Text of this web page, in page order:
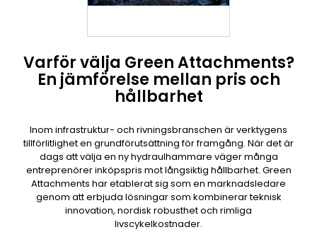
Varför välja Green Attachments?
En jämförelse mellan pris och
hållbarhet
Inom infrastruktur- och rivningsbranschen är verktygens
tillförlitlighet en grundförutsättning för framgång. När det är
dags att välja en ny hydraulhammare väger många
entreprenörer inköpspris mot långsiktig hållbarhet. Green
Attachments har etablerat sig som en marknadsledare
genom att erbjuda lösningar som kombinerar teknisk
innovation, nordisk robusthet och rimliga
livscykelkostnader.